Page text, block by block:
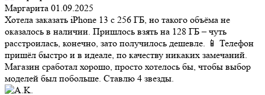
Маргарита 01.09.2025
Хотела заказать iPhone 13 с 256 ГБ, но такого объёма не
оказалось в наличии. Пришлось взять на 128 ГБ – чуть
расстроилась, конечно, зато получилось дешевле. 📱 Телефон
пришёл быстро и в идеале, по качеству никаких замечаний.
Магазин сработал хорошо, просто хотелось бы, чтобы выбор
моделей был побольше. Ставлю 4 звезды.